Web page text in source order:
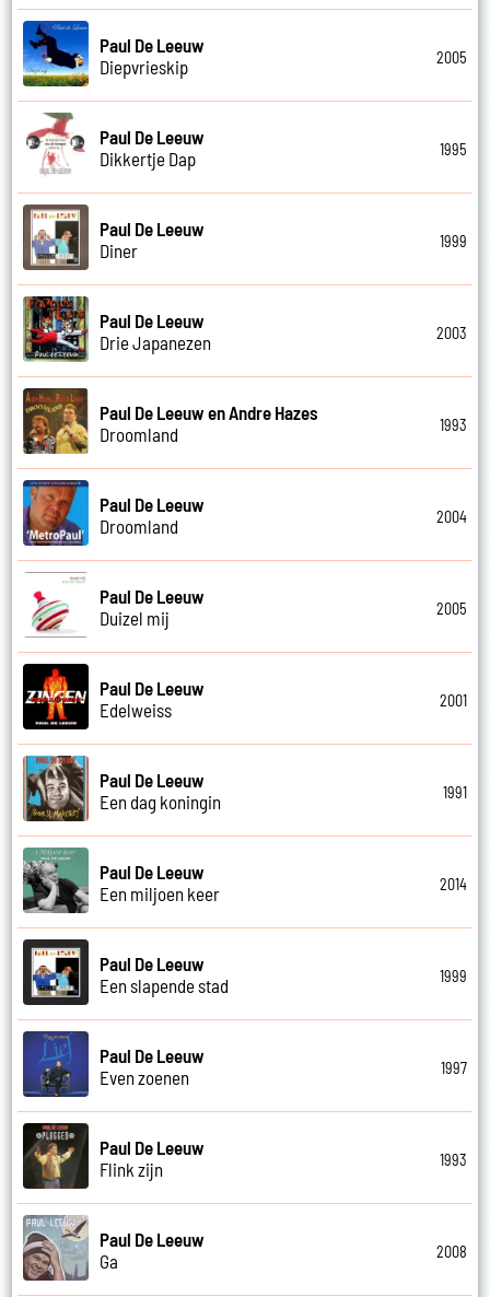
Paul De Leeuw
Diepvrieskip
2005
Paul De Leeuw
Dikkertje Dap
1995
Paul De Leeuw
Diner
1999
Paul De Leeuw
Drie Japanezen
2003
Paul De Leeuw en Andre Hazes
Droomland
1993
Paul De Leeuw
Droomland
2004
Paul De Leeuw
Duizel mij
2005
Paul De Leeuw
Edelweiss
2001
Paul De Leeuw
Een dag koningin
1991
Paul De Leeuw
Een miljoen keer
2014
Paul De Leeuw
Een slapende stad
1999
Paul De Leeuw
Even zoenen
1997
Paul De Leeuw
Flink zijn
1993
Paul De Leeuw
Ga
2008